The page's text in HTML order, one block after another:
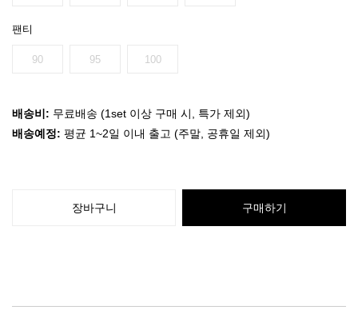
팬티
90 95 100
배송비: 무료배송 (1set 이상 구매 시, 특가 제외)
배송예정: 평균 1~2일 이내 출고 (주말, 공휴일 제외)
장바구니 구매하기